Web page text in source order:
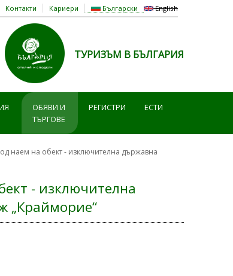
Български English
Контакти Кариери
ТУРИЗЪМ В БЪЛГАРИЯ
ОБЯВИ И
ТЪРГОВЕ
РЕГИСТРИ ЕСТИ
наем на обект - изключителна държавна
- изключителна
„Крайморие“